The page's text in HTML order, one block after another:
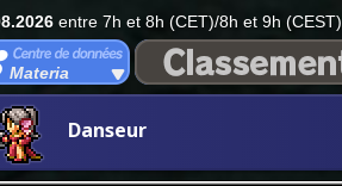
entre 7h et 8h (CET)/8h et 9h (CEST)
Materia
Danseur